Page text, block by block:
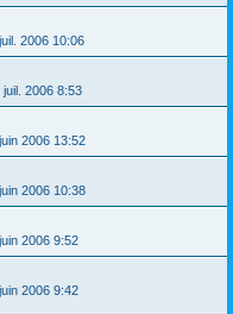
2006 10:06
2006 8:53
2006 13:52
2006 10:38
2006 9:52
2006 9:42